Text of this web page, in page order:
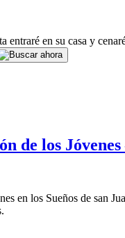
entraré en su casa y
de los Jóvenes
en los Sueños de san